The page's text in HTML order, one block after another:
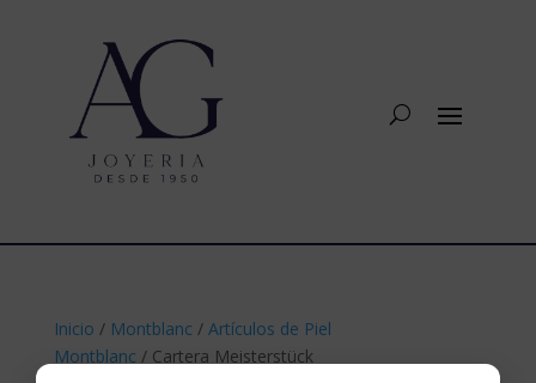
Inicio / Montblanc / Artículos de Piel
Montblanc / Cartera Meisterstück